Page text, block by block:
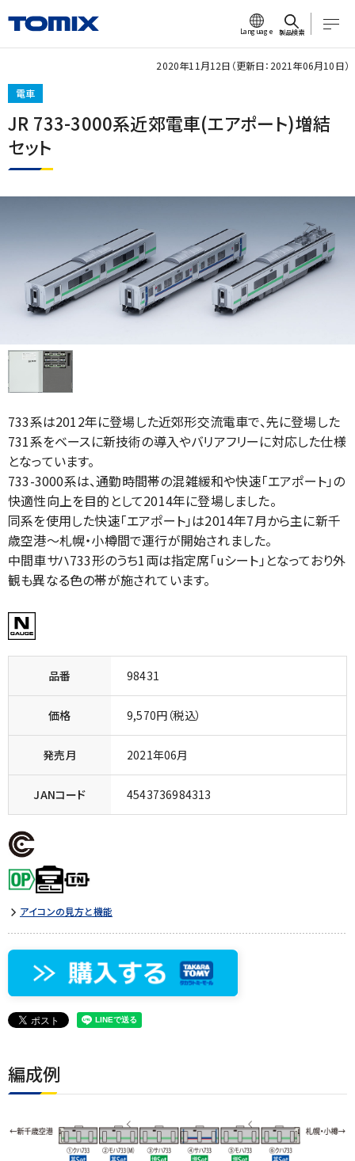
Language 製品検索
電車
JR 733-3000系近郊電車(エアポート)増結
セット
2020年11月12日（更新日：2021年06月10日）
733系は2012年に登場した近郊形交流電車で、先に登場した
731系をベースに新技術の導入やバリアフリーに対応した仕様
となっています。
733-3000系は、通勤時間帯の混雑緩和や快速「エアポート」の
快適性向上を目的として2014年に登場しました。
同系を使用した快速「エアポート」は2014年7月から主に新千
歳空港～札幌・小樽間で運行が開始されました。
中間車サハ733形のうち1両は指定席「uシート」となっており外
観も異なる色の帯が施されています。
品番 98431
価格 9,570円（税込）
発売月 2021年06月
JANコード 4543736984313
アイコンの見方と機能
編成例